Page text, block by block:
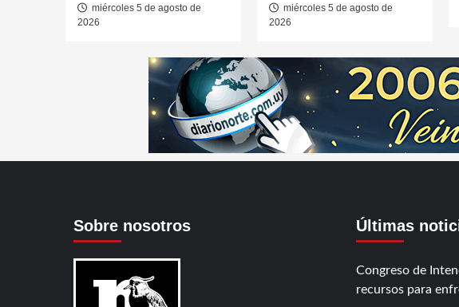
miércoles 5 de agosto de
2026
miércoles 5 de agosto de
2026
Sobre nosotros Últimas
Congreso de
recursos para